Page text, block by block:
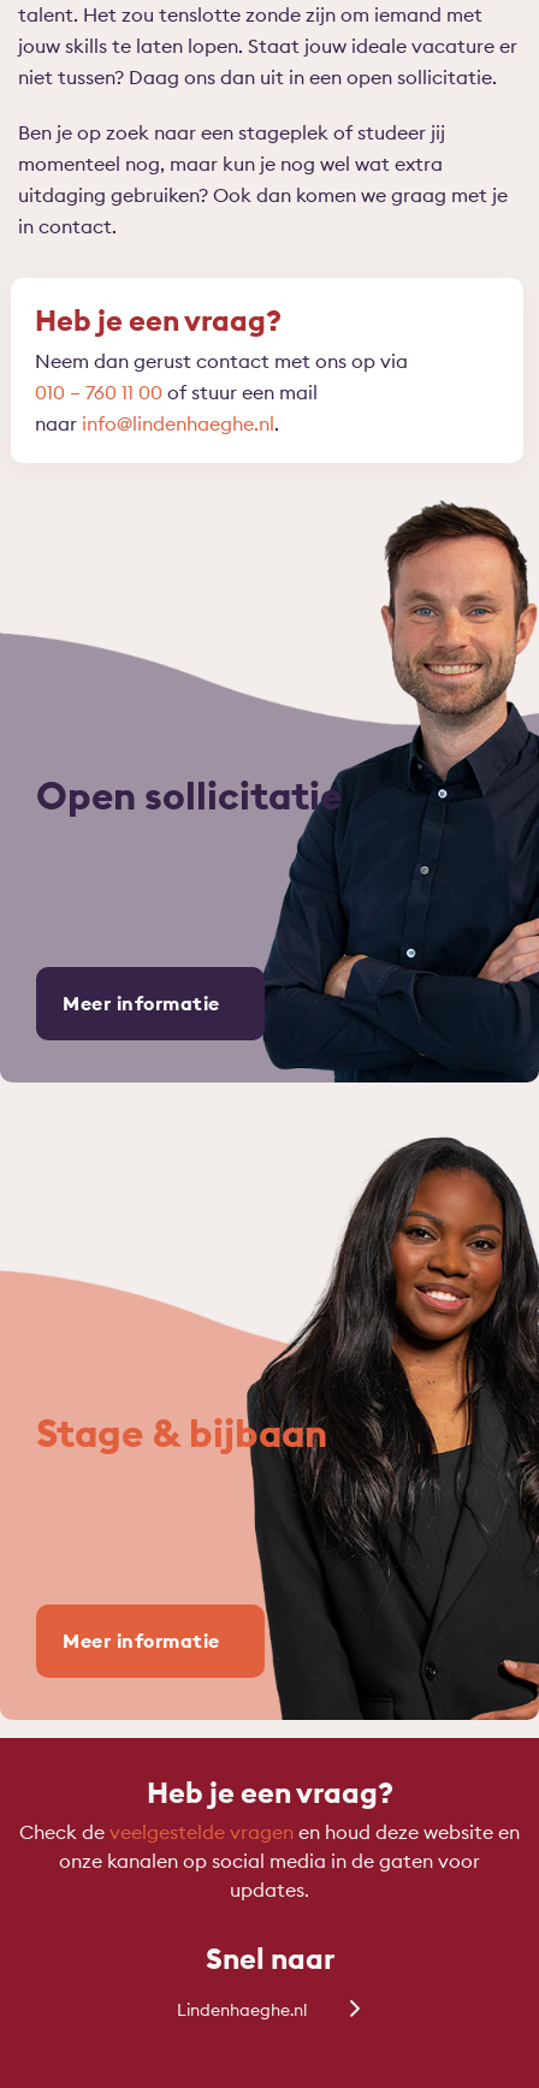
talent. Het zou tenslotte zonde zijn om iemand met
jouw skills te laten lopen. Staat jouw ideale vacature er
niet tussen? Daag ons dan uit in een open sollicitatie.
Ben je op zoek naar een stageplek of studeer jij
momenteel nog, maar kun je nog wel wat extra
uitdaging gebruiken? Ook dan komen we graag met je
in contact.
Heb je een vraag?
Neem dan gerust contact met ons op via
010 – 760 11 00 of stuur een mail
naar info@lindenhaeghe.nl.
Open sollicitatie
Meer informatie
Stage & bijbaan
Meer informatie
Heb je een vraag?
Check de veelgestelde vragen en houd deze website en
onze kanalen op social media in de gaten voor
updates.
Snel naar
Lindenhaeghe.nl